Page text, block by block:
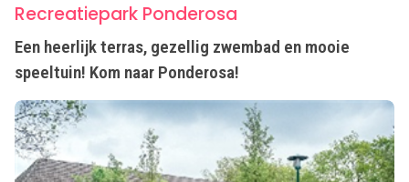
Recreatiepark Ponderosa
Een heerlijk terras, gezellig zwembad en mooie
speeltuin! Kom naar Ponderosa!